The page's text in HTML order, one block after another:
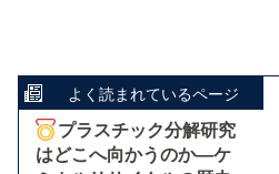
よく読まれているページ
プラスチック分解研究
はどこへ向かうのか―ケ